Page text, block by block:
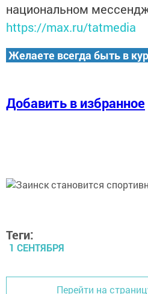
национальном
https://max.ru/tatmedia
Желаете всегда быть в
Добавить в избранное
Теги:
1 СЕНТЯБРЯ
Перейти на